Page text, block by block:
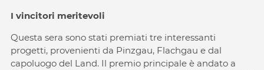
I vincitori meritevoli
Questa sera sono stati premiati tre interessanti
progetti, provenienti da Pinzgau, Flachgau e dal
capoluogo del Land. Il premio principale è andato a